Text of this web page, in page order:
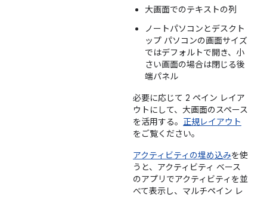
大画面でのテキストの列
ノートパソコンとデスクト
ップ パソコンの画面サイズ
ではデフォルトで開き、小
さい画面の場合は閉じる後
端パネル
必要に応じて 2 ペイン レイア
ウトにして、大画面のスペース
を活用する。 正規レイアウト
をご覧ください。
アクティビティの埋め込みを使
うと、アクティビティ ベース
のアプリでアクティビティを並
べて表示し、マルチペイン レ